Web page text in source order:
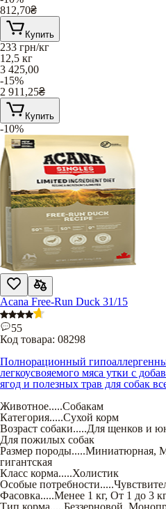
812,70₴
Купить
233 грн/кг
12,5 кг
3 425,00
-15%
2 911,25₴
Купить
-10%
Acana Free-Run Duck 31/15
55
Код товара: 08298
Полнорационный
легкоусвояемого мяса утки с
ягод и полезных трав для собак
Животное.....Собакам
Категория.....Сухой корм
Возраст собаки.....Для щенков и
Для пожилых собак
Размер породы.....Миниатюрная,
гигантская
Класс корма.....Холистик
Особые потребности.....
Фасовка.....Менее 1 кг, От 1 до 3 кг
Тип корма.....Беззерновой,